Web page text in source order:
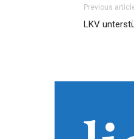
Previous
LKV